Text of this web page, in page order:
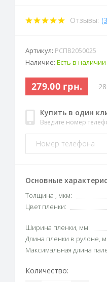
Отзывы:
Артикул: РСПВ2050025
Наличие: Есть в наличии
279.00 грн.
Купить в один
Введите номер
Основные
Толщина , мкм:
Цвет пленки:
Ширина пленки, мм:
Длина пленки в рулоне, м:
Максимальная длина
Количество: